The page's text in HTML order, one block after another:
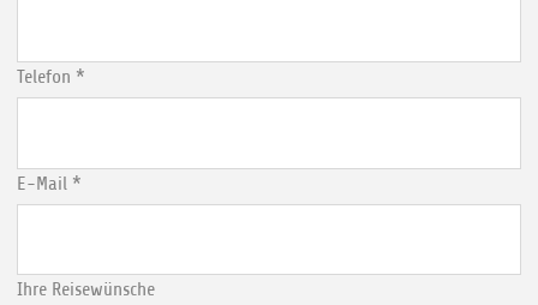
Telefon *
E-Mail *
Ihre Reisewünsche